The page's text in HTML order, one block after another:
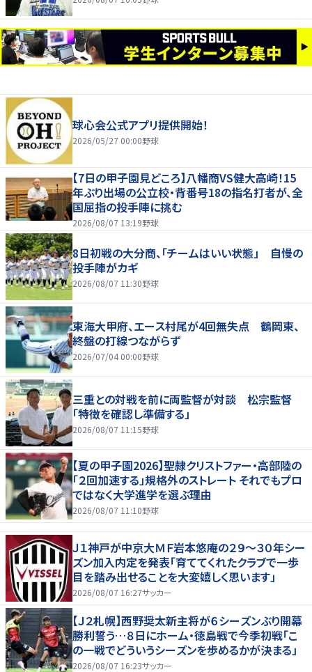
球心会公式アプリ提供開始！
2026/05/27 00:00野球
【7日の甲子園見どころ】八幡商VS健大高崎！15
年ぶり出場の公立校・背番号18の指名打者が、全
国屈指の投手陣に挑む
2026/08/07 13:19野球
8日初戦の大分商、「チームはいい状態」 自慢の
投手陣がカギ
2026/08/07 11:30野球
東海大甲府、エース村尾が4回無失点 鶴岡東、
終盤の打線つながらず
2026/07/04 00:00野球
三重との対戦を前に両監督が対談 松宗監督
「特徴を確認し準備する」
2026/08/07 11:15野球
【夏の甲子園2026】聖隷クリストファー・高部陸の
「２回加速する」規格外のストレート それでもプロ
ではなく大学進学を選ぶ理由
2026/08/07 11:10野球
Ｊ１神戸が中京大ＭＦ岩本悠庵の２９～３０年シー
ズン加入内定を発表「育ててくれたクラブで一歩
目を踏み出せることを大変嬉しく思います」
2026/08/07 16:27サッカー
【Ｊ２札幌】西野奨太新主将が６シーズンぶり開幕
勝利誓う…８日にホーム・徳島戦で今季初戦「こ
の一戦でどういうシーズンを歩めるかが決まる」
2026/08/07 16:23サッカー